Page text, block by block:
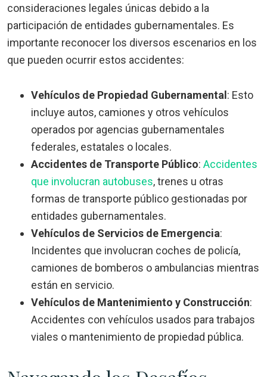
consideraciones legales únicas debido a la
participación de entidades gubernamentales. Es
importante reconocer los diversos escenarios en los
que pueden ocurrir estos accidentes:
Vehículos de Propiedad Gubernamental: Esto
incluye autos, camiones y otros vehículos
operados por agencias gubernamentales
federales, estatales o locales.
Accidentes de Transporte Público: Accidentes
que involucran autobuses, trenes u otras
formas de transporte público gestionadas por
entidades gubernamentales.
Vehículos de Servicios de Emergencia:
Incidentes que involucran coches de policía,
camiones de bomberos o ambulancias mientras
están en servicio.
Vehículos de Mantenimiento y Construcción:
Accidentes con vehículos usados para trabajos
viales o mantenimiento de propiedad pública.